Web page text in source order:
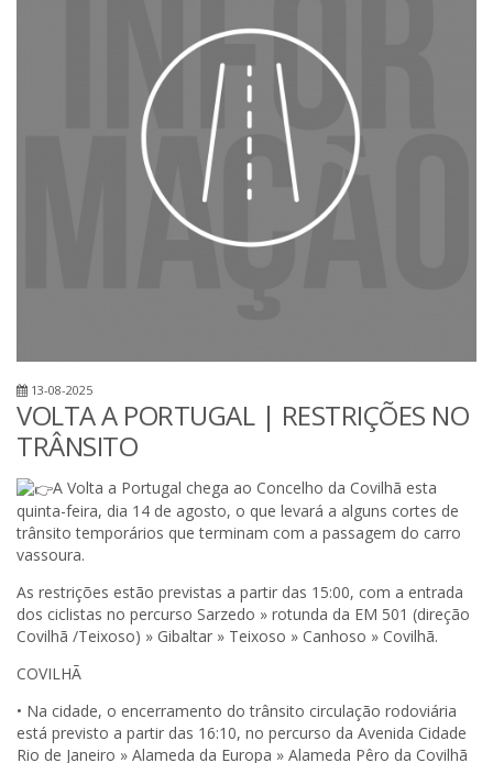
13-08-2025
VOLTA A PORTUGAL | RESTRIÇÕES NO
TRÂNSITO
A Volta a Portugal chega ao Concelho da Covilhã esta
quinta-feira, dia 14 de agosto, o que levará a alguns cortes de
trânsito temporários que terminam com a passagem do carro
vassoura.
As restrições estão previstas a partir das 15:00, com a entrada
dos ciclistas no percurso Sarzedo » rotunda da EM 501 (direção
Covilhã /Teixoso) » Gibaltar » Teixoso » Canhoso » Covilhã.
COVILHÃ
• Na cidade, o encerramento do trânsito circulação rodoviária
está previsto a partir das 16:10, no percurso da Avenida Cidade
Rio de Janeiro » Alameda da Europa » Alameda Pêro da Covilhã